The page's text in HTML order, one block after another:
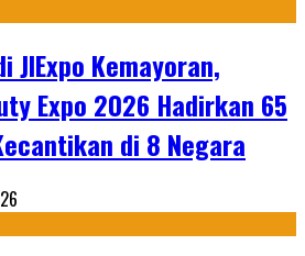
JIExpo Kemayoran,
Expo 2026 Hadirkan 65
di 8 Negara